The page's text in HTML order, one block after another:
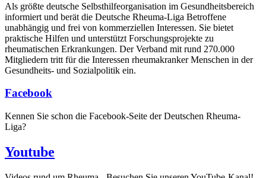
Als größte deutsche Selbsthilfe­organisation im Gesundheitsbereich
informiert und berät die Deutsche Rheuma-Liga Betroffene
unabhängig und frei von kommerziellen Interessen. Sie bietet
praktische Hilfen und unterstützt Forschungsprojekte zu
rheumatischen Erkrankungen. Der Verband mit rund 270.000
Mitgliedern tritt für die Interessen rheumakranker Menschen in der
Gesundheits- und Sozialpolitik ein.
Facebook
Kennen Sie schon die Facebook-Seite der Deutschen Rheuma-
Liga?
Youtube